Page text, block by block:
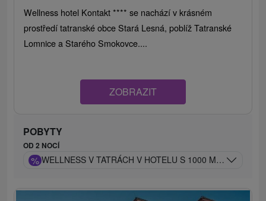
Wellness hotel Kontakt **** se nachází v krásném
prostředí tatranské obce Stará Lesná, poblíž Tatranské
Lomnice a Starého Smokovce....
ZOBRAZIT
POBYTY
OD 2 NOCÍ
% WELLNESS V TATRÁCH V HOTELU S 1000 M²